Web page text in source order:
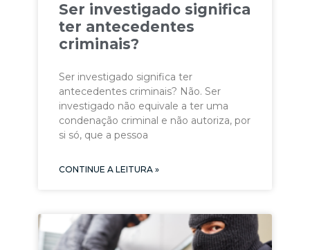
Ser investigado significa
ter antecedentes
criminais?
Ser investigado significa ter
antecedentes criminais? Não. Ser
investigado não equivale a ter uma
condenação criminal e não autoriza, por
si só, que a pessoa
CONTINUE A LEITURA »